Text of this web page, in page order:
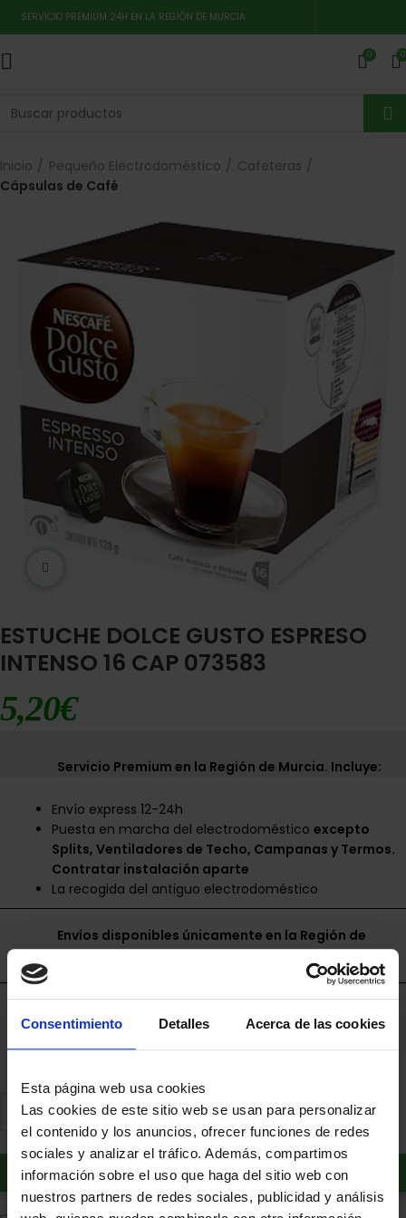
Consentimiento Detalles Acerca de las cookies
Esta página web usa cookies
Las cookies de este sitio web se usan para personalizar
el contenido y los anuncios, ofrecer funciones de redes
sociales y analizar el tráfico. Además, compartimos
información sobre el uso que haga del sitio web con
nuestros partners de redes sociales, publicidad y análisis
SERVICIO PREMIUM 24H EN LA REGIÓN DE MURCIA
0 0
Inicio Pequeño Electrodoméstico
Cafeteras
Cápsulas de Café
ESTUCHE DOLCE GUSTO ESPRESO
INTENSO 16 CAP 073583
5,20€
Servicio Premium en la Región de Murcia. Incluye:
Envío express 12-24h
Puesta en marcha del electrodomésticoexcepto
Splits, Ventiladores de Techo, Campanas y Termos.
Contratar instalación aparte
La recogida del antiguo electrodoméstico
Envíos disponibles únicamente en la Región de
Murcia.
Añadir al carrito